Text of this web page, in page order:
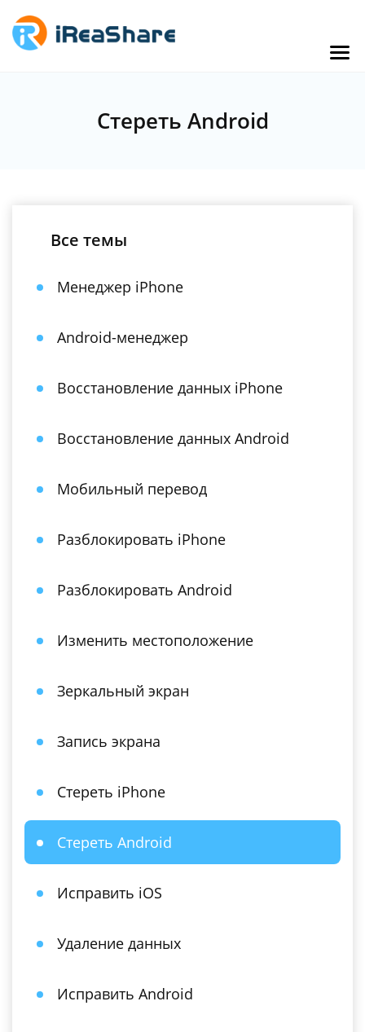
Стереть Android
Все темы
Менеджер iPhone
Android-менеджер
Восстановление данных iPhone
Восстановление данных Android
Мобильный перевод
Разблокировать iPhone
Разблокировать Android
Изменить местоположение
Зеркальный экран
Запись экрана
Стереть iPhone
Стереть Android
Исправить iOS
Удаление данных
Исправить Android